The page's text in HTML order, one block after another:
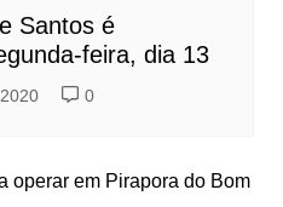
Santos é
feira, dia 13
0